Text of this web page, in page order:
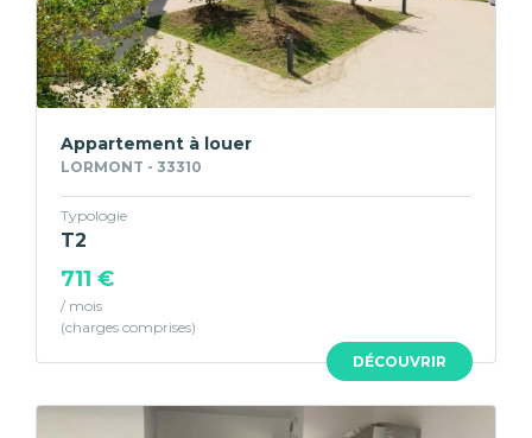
DÉCOUVRIR
Appartement à louer
LORMONT - 33310
Typologie
T2
711 €
/ mois